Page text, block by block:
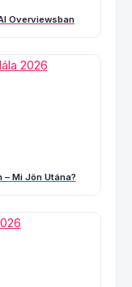
Overviewsban
Mi Jön Utána?